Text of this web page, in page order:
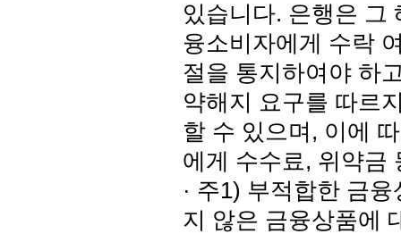
있습니다. 은행은 그
융소비자에게 수락
절을 통지하여야 하
약해지 요구를 따르
할 수 있으며, 이에
에게 수수료, 위약금
· 주1) 부적합한 금
지 않은 금융상품에